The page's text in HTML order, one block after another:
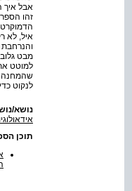
אבל איך
זהו
איל, לא
והנרחבת
מבט
למוטט
שהמחנה
לנקוט
נושא/
תוכן